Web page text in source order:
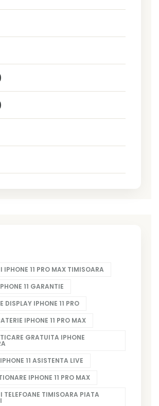
IPHONE 11 PRO MAX TIMISOARA
11 GARANTIE
DISPLAY IPHONE 11 PRO
IPHONE 11 PRO MAX
GRATUITA IPHONE
11 ASISTENTA LIVE
IPHONE 11 PRO MAX
TELEFOANE TIMISOARA PIATA